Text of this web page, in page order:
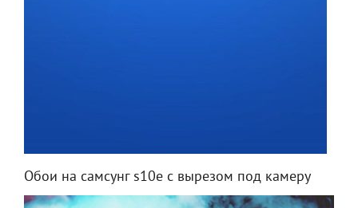
Обои на самсунг s10e с вырезом под камеру